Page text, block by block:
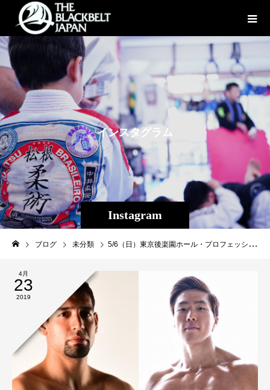
Instagram
インスタグラ ム
ブログ 未分類 5/6（日）東京後楽園ホール・プロフェッショナル修斗公式戦SHOOTO 30th ANNIVERSARY TOUR 30周年記念大会Supported by ONE Championship‬にTheパラエストラ沖縄プロシューター、ジョナタンバイエスの出場が決定致しました！ 対戦相手は韓国RORD FC等で活躍したガチガチマッチョファイター、キ・ウォンビン（TEAM POSSE）選手。 強敵ではありますが、沖縄のバトルサイボーグ・ジョナタンならやってくれるでしょう！ 5/6（月・祝）当日はabma TVで生中継も予定しております、皆さま是非応援よろしくお願いいたします！ 会場に来られる方チケットの売れ行き好調のようです、是非良い席はお早めにご購入下さい！ 以下詳細↓ プロフェッショナル修斗公式戦 SHOOTO 30th ANNIVERSARY TOUR 30周年記念大会 第2部 ‪Supported by ONE Championship‬ ［第2部］ ‪◆世界フライ級チャンピオンシップ5分5R‬ ‪扇久保 博正（王者・2度目の防衛戦／パラエストラ松戸）‬ ‪vs‬ ‪清水 清隆（挑戦者・同級1位／TRIBE TOKYO M.M.A.）‬ ‪◆バンタム級5分3R‬ ‪根津 優太（同級世界2位／&MOSH）※元環太平洋バンタム級王者‬ ‪vs‬ ‪祖根 寿麻（同級世界4位／ZOOMER）※前環太平洋バンタム級王者‬ ‪◆フェザー級5分3R‬ ‪斎藤 裕（日本／同級世界王者／パラエストラ小岩）‬ ‪vs‬ ‪アギー・サルダリ（オランダ／スポーツヴィジョン）‬ ‪◆フェザー級5分3R‬ ‪宇野 薫（日本／UNO DOJO）‬ ‪vs‬ ‪デュアン・ヴァン・ヘルフォート（オランダ／グレイシーバッハ・ネーデルランド）‬ ‪◆バンタム級5分3R‬ ‪魚井フルスイング（和術慧舟會HEARTS）‬ ‪vs‬ ‪加藤 ケンジ（K.O.SHOOTOジム）‬ ‪◆フェザー級5分3R‬ ‪美木 航（NATURAL9）‬ ‪vs‬ ‪工藤 諒司（TRIBE TOKYO M.M.A.）‬ ◆ストロー級5分3R 阿部マサトシ（AACC） vs マイケル中川（グレイシーテクニクス） ■大会概要：第2部 ［大会名］プロフェッショナル修斗公式戦SHOOTO 30th ANNIVERSARY TOUR 30周年記念大会 第2部 ‪Supported by ONE Championship‬ ‪［日時］2019年5月6日（月／祝）‬ ［開場］‪17:30‬ ［開始］‪18:00‬ ［会場］東京/後楽園ホール ［認定］インターナショナル修斗コミッション ［協力］一般社団法人 日本修斗協会 ［後援］ONE Championship ［主催］株式会社サステイン ［チケット料金］VIP 15,000円／RS 10,000円／SS 8,000円／S 6,000円 ONE day（通し券）15,000円 ※全席指定、全て税込み価格。 ※当日は500円増し。 ※小学生以上はチケットが必要。 ※ONEdayはサステインでのみの取扱い。 ［チケット取扱所］ チケットぴあ ‪0570-02-9999‬［Pコード:594-730］ http://t.pia.jp/ 後楽園ホール ‪03-5800-9999‬ チケット&トラベルT-1 ‪03-5275-2778‬ http://www.t-1.jp/tk/ 書泉グランデ 03-3295-0017 ［お問い合せ］株式会社 サステイン ‪03-3788-3042‬ プロフェッショナル修斗公式戦 SHOOTO 30th ANNIVERSARY TOUR 30周年記念大会 第1部 ‪Supported by ONE Championship‬ ‪［第1部］‬ ‪◆世界ライト級チャンピオンシップ5分5R‬ ‪松本 光史（王者・2度目の防衛戦／フリー）‬ ‪vs‬ ‪小谷 直之（挑戦者・同級3位／ロデオスタイル）‬ ‪◆日比交流戦 修斗vsチーム・ラカイ3×3 バンタム級5分3R‬ 岡田 遼（日本／同級環太平洋王者／パラエストラ松戸） vs ジアン・クラウド・サクレッグ（フィリピン／チーム・ラカイ） ◆日比交流戦 修斗 vs チーム・ラカイ 3×3交流戦 フライ級5分3R 箕輪 ひろば（日本／総合格闘技道場STF） vs ジャレッド・ライアン・アルマザン（フィリピン／チーム・ラカイ） ◆日比交流戦 修斗 vs チーム・ラカイ 3×3交流戦 ストロー級5分3R 黒澤 亮平（日本／パラエストラ松戸）※元世界ストロー級王者 vs ジェロム・ワナワン（フィリピン／チーム・ラカイ） ◆バンタム級5分3R 石橋 佳大（Duroジム） vs 藤井 信樹（ALLIANCE） ◆バンタム級5分3R 齋藤 翼（日本／総合格闘技津田沼道場・FIGHT FARM） vs イム・ジョンミン（韓国／MMA STORY） ◆女子バンタム級5分2R セラ（ニュージーランド／PUREBRED） vs チェ・ウンジ（韓国／MAX FC4 FearlessGYM） ◆Women’sSHOOTO-50kgイン
4月
23
2019